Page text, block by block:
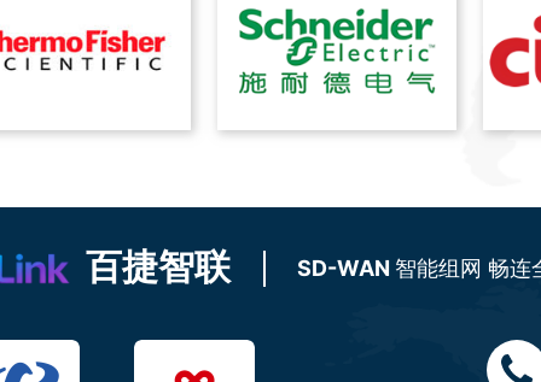
百捷智联 SD-WAN 智能组网 畅连